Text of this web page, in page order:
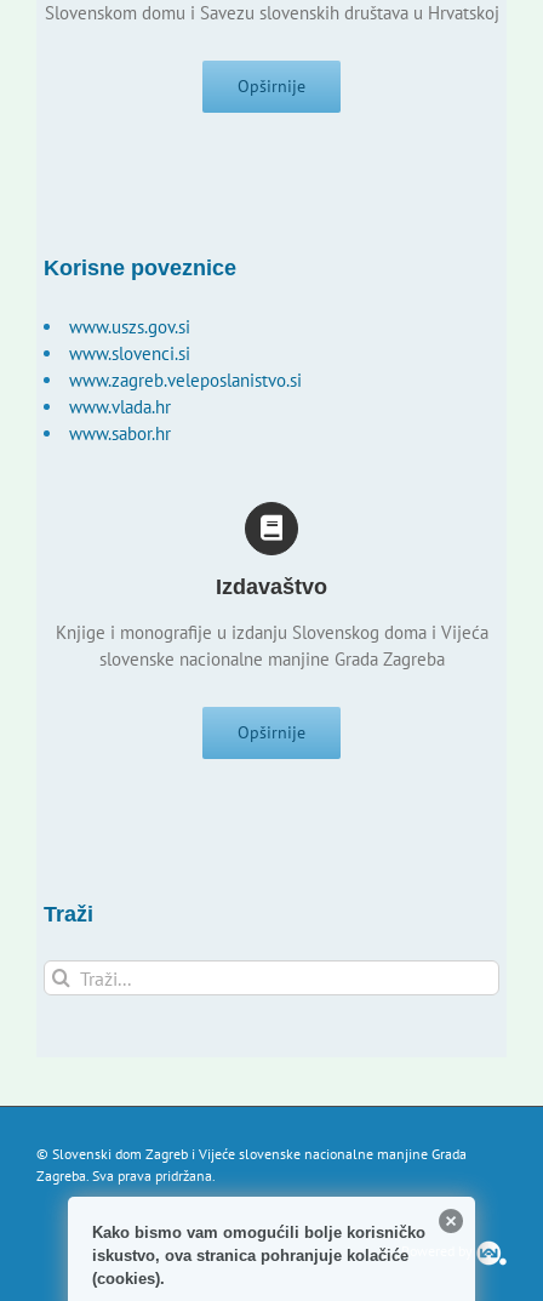
Slovenskom domu i Savezu slovenskih društava u Hrvatskoj
Opširnije
Korisne poveznice
www.uszs.gov.si
www.slovenci.si
www.zagreb.veleposlanistvo.si
www.vlada.hr
www.sabor.hr
Izdavaštvo
Knjige i monografije u izdanju Slovenskog doma i Vijeća
slovenske nacionalne manjine Grada Zagreba
Opširnije
Traži
Traži...
© Slovenski dom Zagreb i Vijeće slovenske nacionalne manjine Grada
Zagreba. Sva prava pridržana.
Powered by
Kako bismo vam omogućili bolje korisničko
iskustvo, ova stranica pohranjuje kolačiće
(cookies).